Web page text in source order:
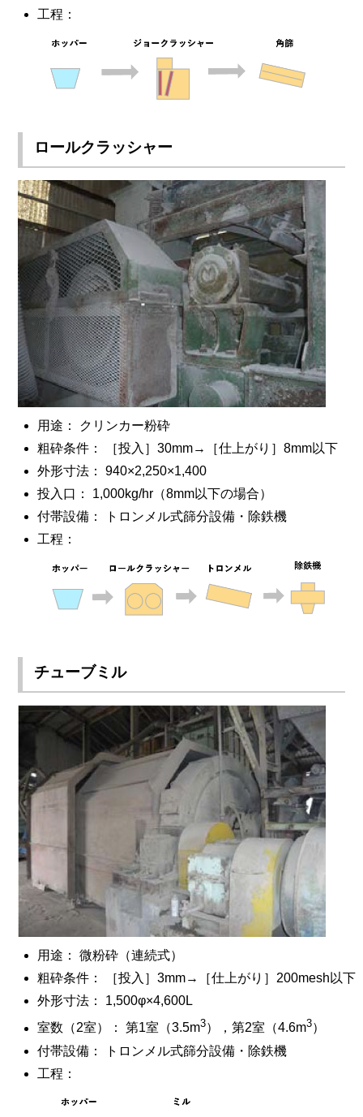
工程：
ロールクラッシャー
用途： クリンカー粉砕
粗砕条件： ［投入］30mm→［仕上がり］8mm以下
外形寸法： 940×2,250×1,400
投入口： 1,000kg/hr（8mm以下の場合）
付帯設備： トロンメル式篩分設備・除鉄機
工程：
チューブミル
用途： 微粉砕（連続式）
粗砕条件： ［投入］3mm→［仕上がり］200mesh以下
外形寸法： 1,500φ×4,600L
室数（2室）： 第1室（3.5m3），第2室（4.6m3）
付帯設備： トロンメル式篩分設備・除鉄機
工程：